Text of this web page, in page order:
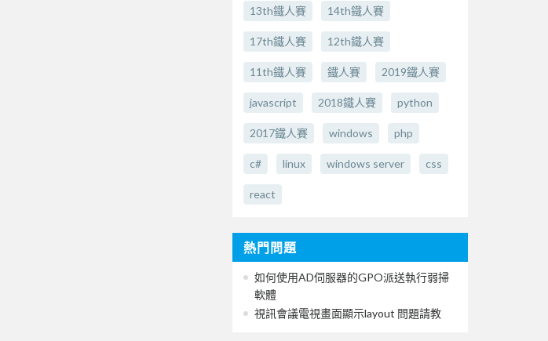
13th鐵人賽 14th鐵人賽
17th鐵人賽 12th鐵人賽
11th鐵人賽 鐵人賽 2019鐵人賽
javascript 2018鐵人賽 python
2017鐵人賽 windows php
c# linux windows server css
react
熱門問題
如何使用AD伺服器的GPO派送執行弱掃
軟體
視訊會議電視畫面顯示layout 問題請教